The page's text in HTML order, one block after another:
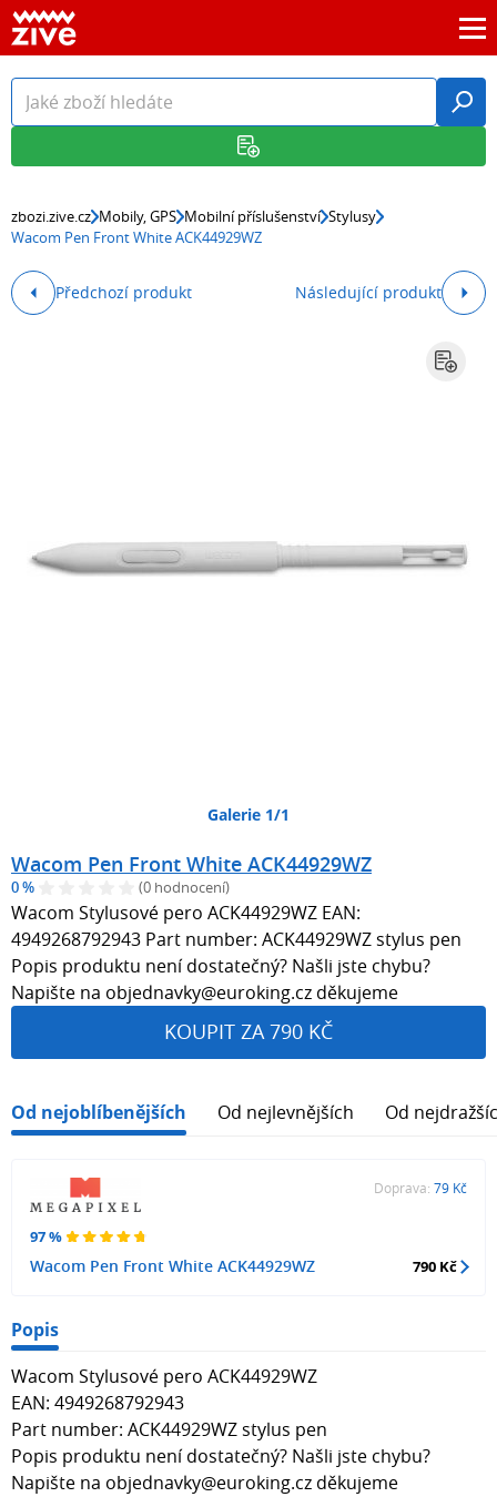
zbozi.zive.cz Mobily, GPS Mobilní příslušenství Stylusy
Wacom Pen Front White ACK44929WZ
Předchozí produkt Následující produkt
Galerie 1/1
Wacom Pen Front White ACK44929WZ
0 % (0 hodnocení)
Wacom Stylusové pero ACK44929WZ EAN:
4949268792943 Part number: ACK44929WZ stylus pen
Popis produktu není dostatečný? Našli jste chybu?
Napište na objednavky@euroking.cz děkujeme
KOUPIT ZA 790 KČ
Od nejoblíbenějších Od nejlevnějších Od
97 %
Wacom Pen Front White ACK44929WZ
Doprava: 79 Kč
790 Kč
Popis
Wacom Stylusové pero ACK44929WZ
EAN: 4949268792943
Part number: ACK44929WZ stylus pen
Popis produktu není dostatečný? Našli jste chybu?
Napište na objednavky@euroking.cz děkujeme